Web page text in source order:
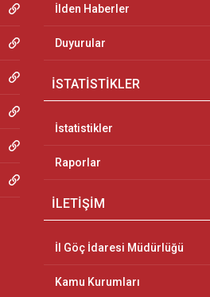
İlden Haberler
Duyurular
İSTATİSTİKLER
İstatistikler
Raporlar
İLETİŞİM
İl Göç İdaresi Müdürlüğü
Kamu Kurumları